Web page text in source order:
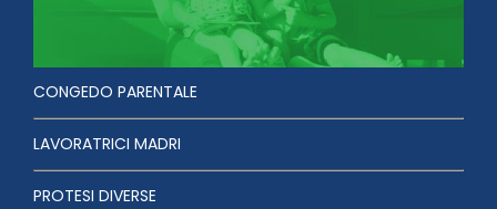
CONGEDO PARENTALE
LAVORATRICI MADRI
PROTESI DIVERSE